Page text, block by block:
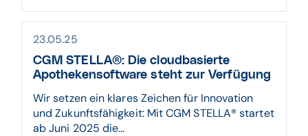
23.05.25
CGM STELLA®: Die cloudbasierte
Apothekensoftware steht zur Verfügung
Wir setzen ein klares Zeichen für Innovation
und Zukunftsfähigkeit: Mit CGM STELLA® startet
ab Juni 2025 die...